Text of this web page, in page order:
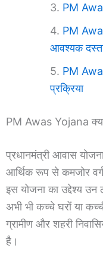
PM
PM
आवश्यक
PM
प्रक्रिया
PM Awas Yojana
प्रधानमंत्री आवास
आर्थिक रूप से कमजोर
इस योजना का उद्देश्य
अभी भी कच्चे घरों या
ग्रामीण और शहरी
है।